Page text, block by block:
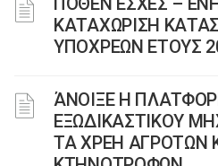
ΚΑΤΑΧΩΡΙΣΗ
ΥΠΟΧΡΕΩΝ ΕΤΟΥΣ
ΆΝΟΙΞΕ Η
ΕΞΩΔΙΚΑΣΤΙΚΟΥ
ΤΑ ΧΡΕΗ ΑΓΡΟΤΩΝ